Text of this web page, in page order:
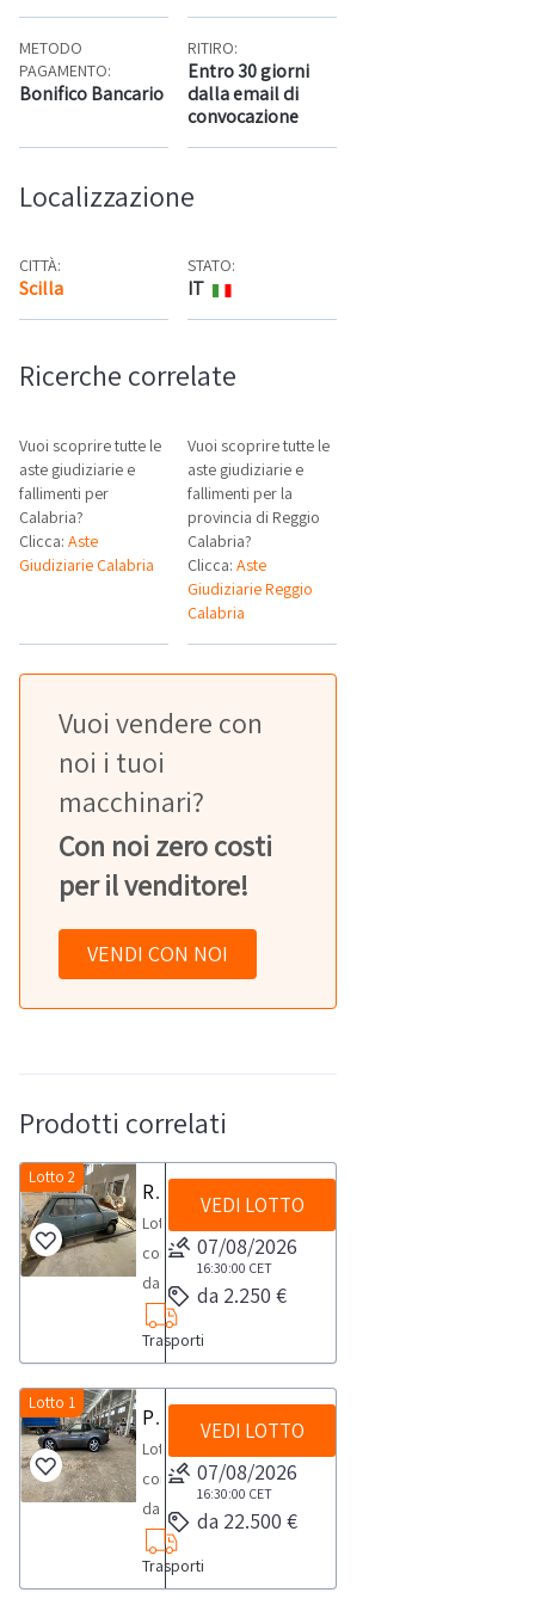
METODO
PAGAMENTO:
Bonifico Bancario
RITIRO:
Entro 30 giorni
dalla email di
convocazione
Localizzazione
CITTÀ:
Scilla Mappa
STATO:
IT
Ricerche correlate
Vuoi scoprire tutte le
aste giudiziarie e
fallimenti per
Calabria?
Clicca: Aste
Giudiziarie Calabria
Vuoi scoprire tutte le
aste giudiziarie e
fallimenti per la
provincia di Reggio
Calabria?
Clicca:Aste
Giudiziarie Reggio
Calabria
Vuoi vendere con
noi i tuoi
macchinari?
Con noi zero costi
per il venditore!
VENDI CON NOI
Prodotti correlati
Lotto 2
Renault 5TL
Lotto
composto
da
Renault
5TL:
anno
1974
-
targa
TA162398
-
Trasporti
VEDI LOTTO
07/08/2026
16:30:00 CET
da 2.250 €
Lotto 1
Porsche 944
Lotto
composto
da
Porsche
944:-
Trasporti
VEDI LOTTO
07/08/2026
16:30:00 CET
da 22.500 €